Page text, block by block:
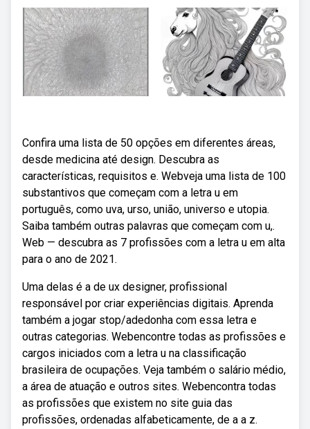
Confira uma lista de 50 opções em diferentes áreas,
desde medicina até design. Descubra as
características, requisitos e. Webveja uma lista de 100
substantivos que começam com a letra u em
português, como uva, urso, união, universo e utopia.
Saiba também outras palavras que começam com u,.
Web — descubra as 7 profissões com a letra u em alta
para o ano de 2021.
Uma delas é a de ux designer, profissional
responsável por criar experiências digitais. Aprenda
também a jogar stop/adedonha com essa letra e
outras categorias. Webencontre todas as profissões e
cargos iniciados com a letra u na classificação
brasileira de ocupações. Veja também o salário médio,
a área de atuação e outros sites. Webencontra todas
as profissões que existem no site guia das
profissões, ordenadas alfabeticamente, de a a z.